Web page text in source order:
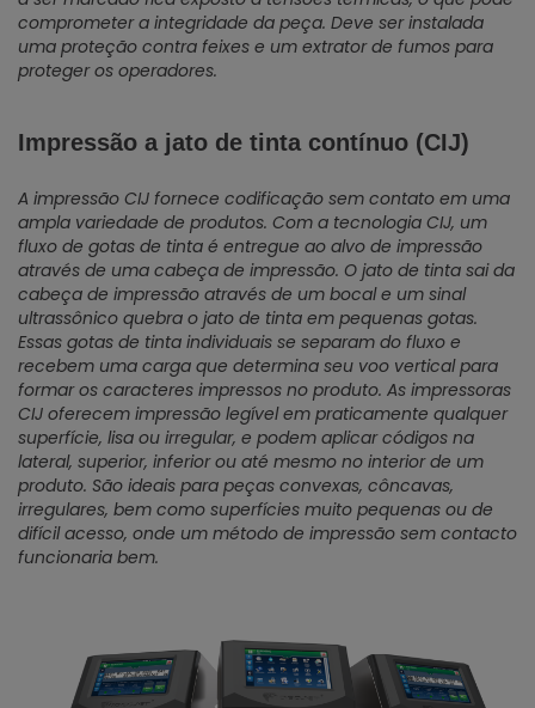
comprometer a integridade da peça. Deve ser instalada
uma proteção contra feixes e um extrator de fumos para
proteger os operadores.
Impressão a jato de tinta contínuo (CIJ)
A impressão CIJ fornece codificação sem contato em uma
ampla variedade de produtos. Com a tecnologia CIJ, um
fluxo de gotas de tinta é entregue ao alvo de impressão
através de uma cabeça de impressão. O jato de tinta sai da
cabeça de impressão através de um bocal e um sinal
ultrassônico quebra o jato de tinta em pequenas gotas.
Essas gotas de tinta individuais se separam do fluxo e
recebem uma carga que determina seu voo vertical para
formar os caracteres impressos no produto. As impressoras
CIJ oferecem impressão legível em praticamente qualquer
superfície, lisa ou irregular, e podem aplicar códigos na
lateral, superior, inferior ou até mesmo no interior de um
produto. São ideais para peças convexas, côncavas,
irregulares, bem como superfícies muito pequenas ou de
difícil acesso, onde um método de impressão sem contacto
funcionaria bem.